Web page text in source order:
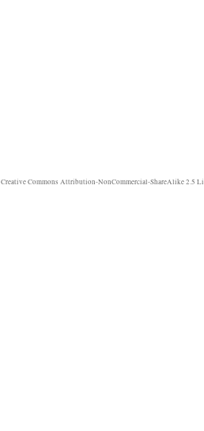
Creative Commons Attribution-NonCommercial-ShareAlike 2.5